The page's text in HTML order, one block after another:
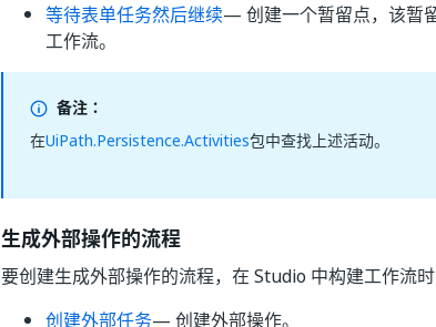
等待表单任务然后继续— 创建一个暂留点，该暂
工作流。
备注：
在UiPath.Persistence.Activities包中查找上述活动。
生成外部操作的流程
要创建生成外部操作的流程，在 Studio 中构建工作流
创建外部任务— 创建外部操作。